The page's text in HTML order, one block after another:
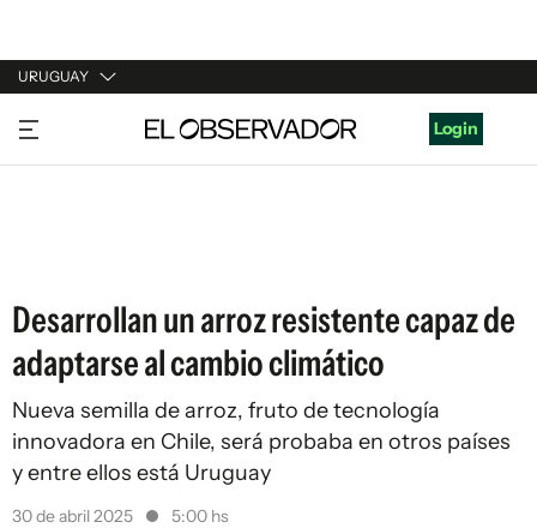
URUGUAY
URUGUAY
ARGENTINA
Login
Desarrollan un arroz resistente capaz de
adaptarse al cambio climático
Nueva semilla de arroz, fruto de tecnología
innovadora en Chile, será probaba en otros países
y entre ellos está Uruguay
30 de abril 2025 5:00 hs